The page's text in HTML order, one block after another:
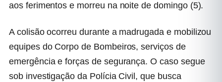
aos ferimentos e morreu na noite de domingo (5).
A colisão ocorreu durante a madrugada e mobilizou
equipes do Corpo de Bombeiros, serviços de
emergência e forças de segurança. O caso segue
sob investigação da Polícia Civil, que busca